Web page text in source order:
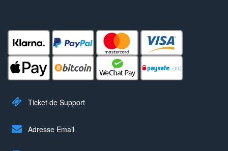
Ticket de Support
Adresse Email